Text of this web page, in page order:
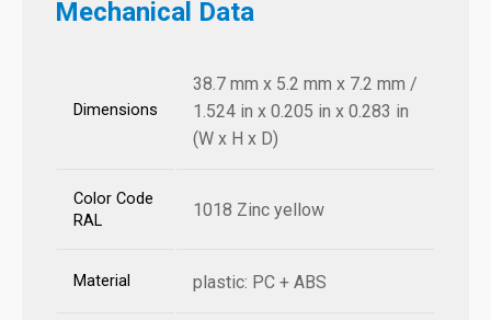
Mechanical Data
Dimensions
38.7 mm x 5.2 mm x 7.2 mm /
1.524 in x 0.205 in x 0.283 in
(W x H x D)
Color Code
RAL
1018 Zinc yellow
Material plastic: PC + ABS